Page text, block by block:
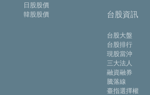
日股股價
韓股股價
台股資訊
台股大盤
台股排行
現股當沖
三大法人
融資融券
騰落線
臺指選擇權